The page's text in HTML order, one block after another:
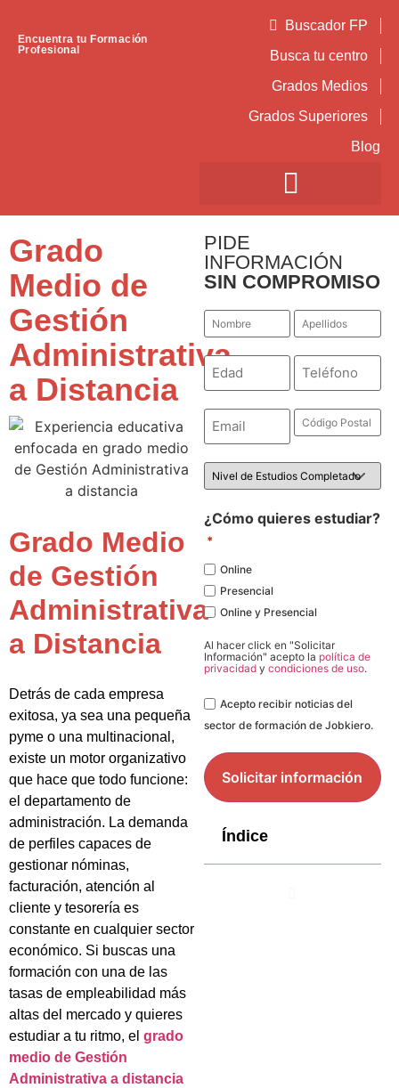
Encuentra tu Formación
Profesional
Buscador FP
Busca tu centro
Grados Medios
Grados Superiores
Blog
Grado
Medio de
Gestión
Administrativa
a Distancia
Grado Medio
de Gestión
Administrativa
a Distancia
Detrás de cada empresa
exitosa, ya sea una pequeña
pyme o una multinacional,
existe un motor organizativo
que hace que todo funcione:
el departamento de
administración. La demanda
de perfiles capaces de
gestionar nóminas,
facturación, atención al
cliente y tesorería es
constante en cualquier sector
económico. Si buscas una
formación con una de las
tasas de empleabilidad más
altas del mercado y quieres
estudiar a tu ritmo, el grado
medio de Gestión
Administrativa a distancia
PIDE
INFORMACIÓN
SIN COMPROMISO
Nombre Apellidos
*
Número Teléfono
Email
Código
Postal
Nivel
de
¿Cómo quieres estudiar?
*
Online
Presencial
Online y Presencial
Al hacer click en "Solicitar
Información" acepto la política de
privacidad y condiciones de uso.
LegalAcepto recibir noticias del
sector de formación de Jobkiero.
Índice